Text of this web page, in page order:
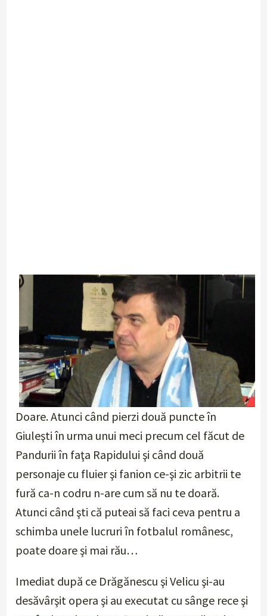
Doare. Atunci când pierzi două puncte în
Giuleşti în urma unui meci precum cel făcut de
Pandurii în faţa Rapidului şi când două
personaje cu fluier şi fanion ce-şi zic arbitrii te
fură ca-n codru n-are cum să nu te doară.
Atunci când şti că puteai să faci ceva pentru a
schimba unele lucruri în fotbalul românesc,
poate doare şi mai rău…
Imediat după ce Drăgănescu şi Velicu şi-au
desăvârşit opera şi au executat cu sânge rece şi